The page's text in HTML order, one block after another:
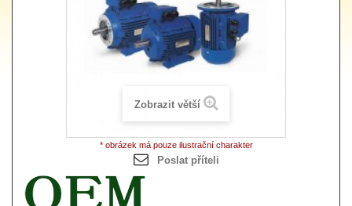
Zobrazit větší
* obrázek má pouze ilustrační charakter
Poslat příteli